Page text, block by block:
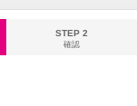
STEP 2
確認